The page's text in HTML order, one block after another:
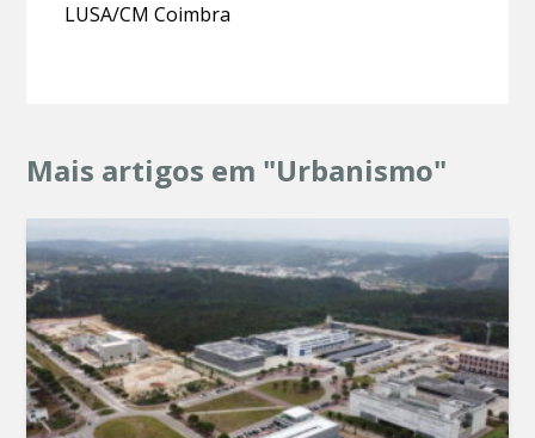
LUSA/CM Coimbra
Mais artigos em "Urbanismo"